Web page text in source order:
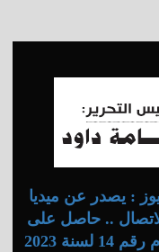
: يصدر عن ميديا
.. حاصل على
ترخيص المجلس الأعلى لتنظيم الإعلام رقم 14 لسنة 2023